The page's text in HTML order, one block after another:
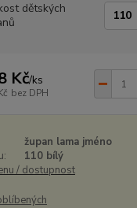
dětských
Kč/ks
bez DPH
župan lama jméno
110 bílý
/ dostupnost